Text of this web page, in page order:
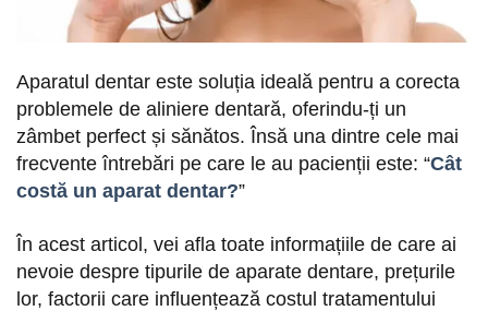
Aparatul dentar este soluția ideală pentru a corecta
problemele de aliniere dentară, oferindu-ți un
zâmbet perfect și sănătos. Însă una dintre cele mai
frecvente întrebări pe care le au pacienții este: “Cât
costă un aparat dentar?”
În acest articol, vei afla toate informațiile de care ai
nevoie despre tipurile de aparate dentare, prețurile
lor, factorii care influențează costul tratamentului